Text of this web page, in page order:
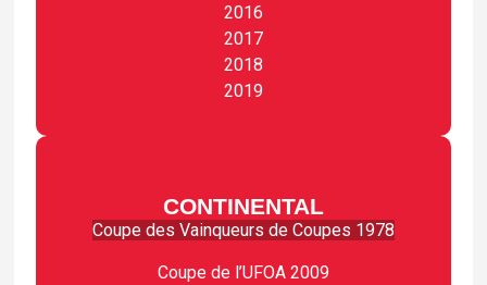
2016
2017
2018
2019
CONTINENTAL
Coupe des Vainqueurs de Coupes 1978
Coupe de l’UFOA 2009